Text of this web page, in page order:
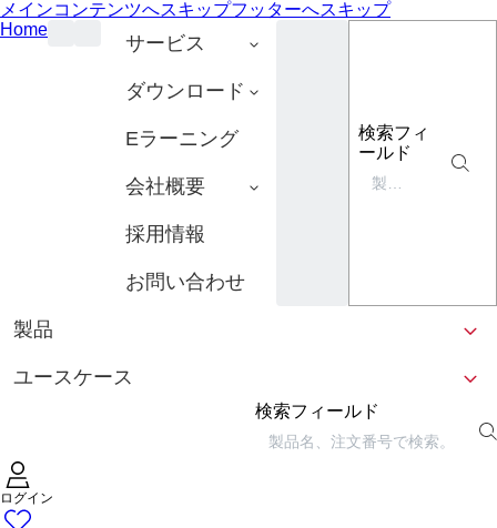
メインコンテンツへスキップフッターへスキップ
Home
サービス
ダウンロード
Eラーニング
会社概要
採用情報
お問い合わせ
検索フィ
ールド
製品
ユースケース
検索フィールド
ログイン